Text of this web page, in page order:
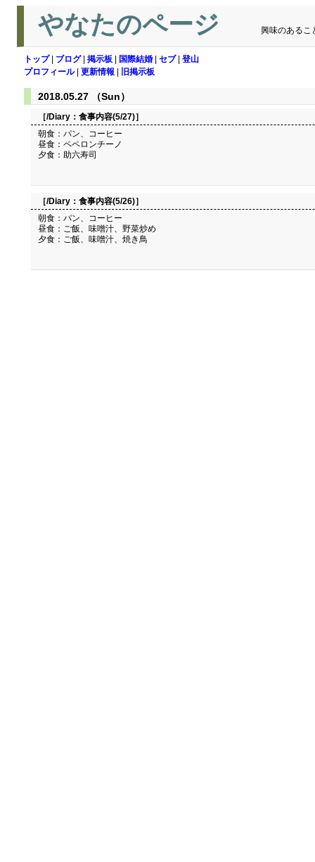
やなたのページ 興味のあるこ
トップ| ブログ| 掲示板 国際結婚 セブ| 登山
プロフィール| 更新情報 旧掲示板
2018.05.27 （Sun）
［/Diary： 食事内容(5/27)］
朝食：パン、コーヒー
昼食：ペペロンチーノ
夕食：助六寿司
［/Diary： 食事内容(5/26)］
朝食：パン、コーヒー
昼食：ご飯、味噌汁、野菜炒め
夕食：ご飯、味噌汁、焼き鳥